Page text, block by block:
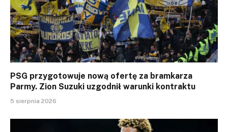
PSG przygotowuje nową ofertę za bramkarza
Parmy. Zion Suzuki uzgodnił warunki kontraktu
5 sierpnia 2026